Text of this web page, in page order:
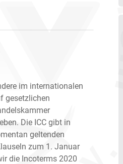
im internationalen
gesetzlichen
Die ICC gibt in
geltenden
zum 1. Januar
die Incoterms 2020